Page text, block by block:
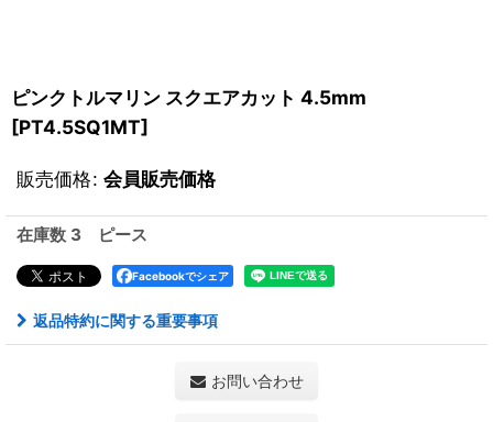
ピンクトルマリン スクエアカット 4.5mm
[PT4.5SQ1MT]
販売価格: 会員販売価格
在庫数 3 ピース
Facebookでシェア
返品特約に関する重要事項
お問い合わせ